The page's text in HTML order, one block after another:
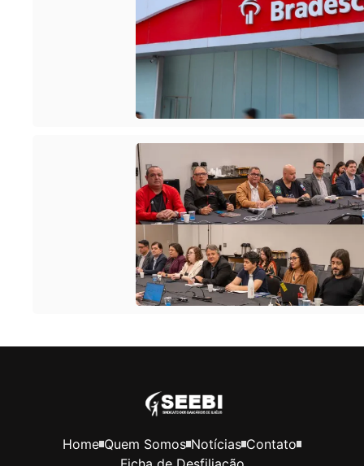
Home Quem Somos Notícias Contato